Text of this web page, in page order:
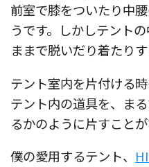
前室で膝をついたり中
うです。しかしテント
ままで脱いだり着たり
テント室内を片付ける
テント内の道具を、ま
るかのように片すことが
僕の愛用するテント、